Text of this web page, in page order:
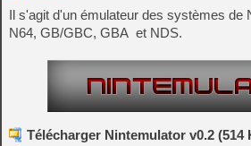
Il s'agit d'un émulateur des systèmes de
N64, GB/GBC, GBA et NDS.
Télécharger Nintemulator v0.2 (514